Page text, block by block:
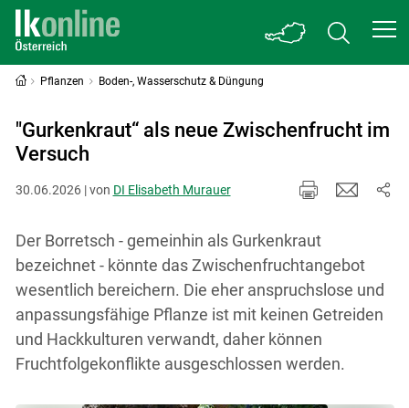
Pflanzen Boden-, Wasserschutz & Düngung
"Gurkenkraut“ als neue Zwischenfrucht im
Versuch
30.06.2026 | von DI Elisabeth Murauer
Der Borretsch - gemeinhin als Gurkenkraut
bezeichnet - könnte das Zwischenfruchtangebot
wesentlich bereichern. Die eher anspruchslose und
anpassungsfähige Pflanze ist mit keinen Getreiden
und Hackkulturen verwandt, daher können
Fruchtfolgekonflikte ausgeschlossen werden.